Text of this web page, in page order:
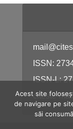
ISSN:
ISSN-L:
citeste-
Acest site
de navigare pe
săi